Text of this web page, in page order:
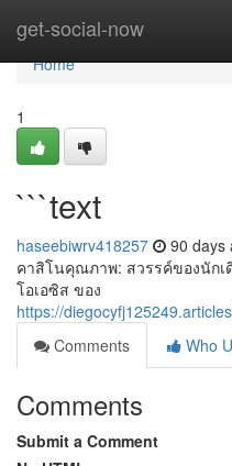
get-social-now
Home
Home
1
```text
haseebiwrv418257 90 days
คาสิโนคุณภาพ: สวรรค์ของนัก
โอเอซิส ของ
https://
Comments
Who
Comments
Submit a Comment